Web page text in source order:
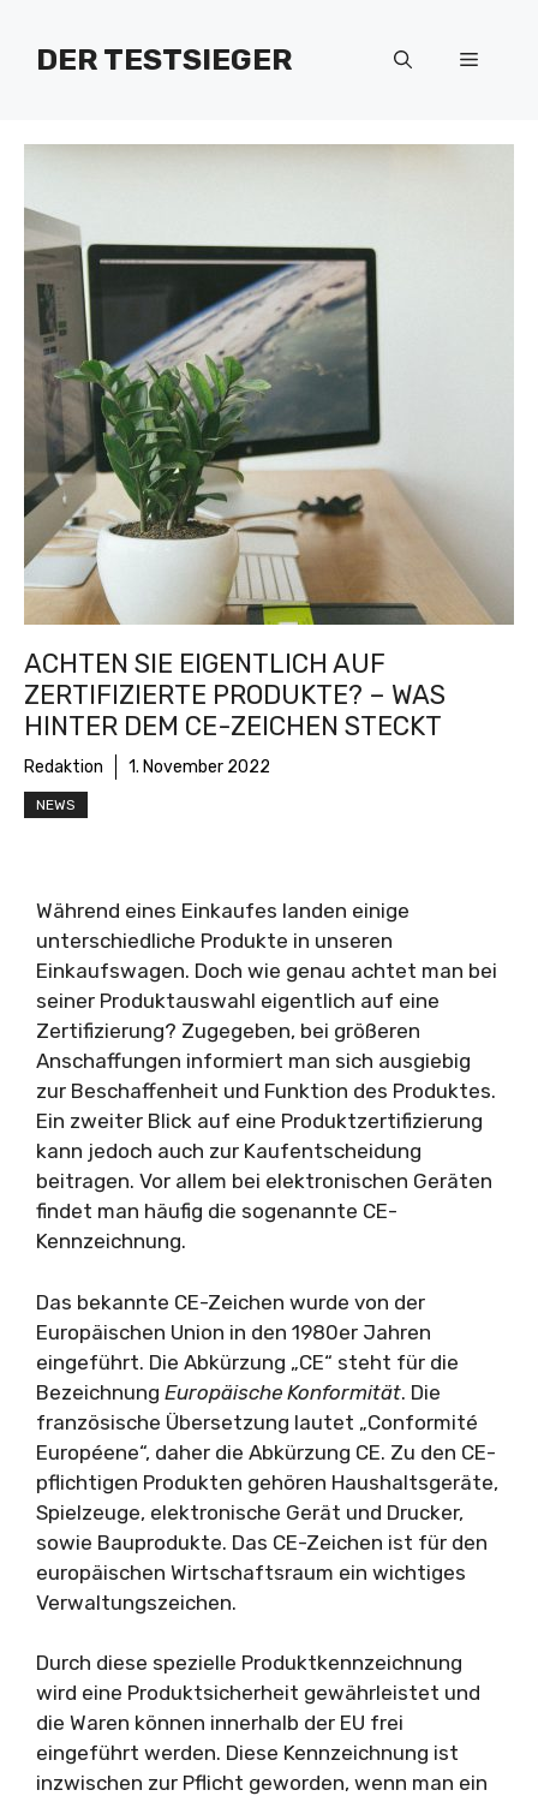
Inhalt
springenDER TESTSIEGER Menü
ACHTEN SIE EIGENTLICH AUF
ZERTIFIZIERTE PRODUKTE? – WAS
HINTER DEM CE-ZEICHEN STECKT
Redaktion 1. November 2022
NEWS
Während eines Einkaufes landen einige
unterschiedliche Produkte in unseren
Einkaufswagen. Doch wie genau achtet man bei
seiner Produktauswahl eigentlich auf eine
Zertifizierung? Zugegeben, bei größeren
Anschaffungen informiert man sich ausgiebig
zur Beschaffenheit und Funktion des Produktes.
Ein zweiter Blick auf eine Produktzertifizierung
kann jedoch auch zur Kaufentscheidung
beitragen. Vor allem bei elektronischen Geräten
findet man häufig die sogenannte CE-
Kennzeichnung.
Das bekannte CE-Zeichen wurde von der
Europäischen Union in den 1980er Jahren
eingeführt. Die Abkürzung „CE“ steht für die
Bezeichnung Europäische Konformität. Die
französische Übersetzung lautet „Conformité
Européene“, daher die Abkürzung CE. Zu den CE-
pflichtigen Produkten gehören Haushaltsgeräte,
Spielzeuge, elektronische Gerät und Drucker,
sowie Bauprodukte. Das CE-Zeichen ist für den
europäischen Wirtschaftsraum ein wichtiges
Verwaltungszeichen.
Durch diese spezielle Produktkennzeichnung
wird eine Produktsicherheit gewährleistet und
die Waren können innerhalb der EU frei
eingeführt werden. Diese Kennzeichnung ist
inzwischen zur Pflicht geworden, wenn man ein